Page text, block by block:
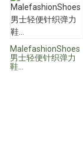
MalefashionShoes
男士轻便针织弹力
鞋...